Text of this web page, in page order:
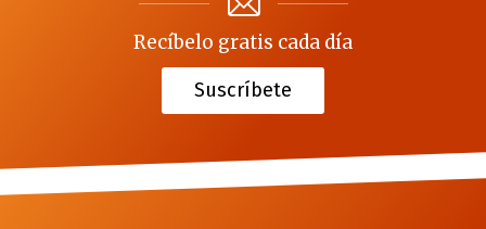
Recíbelo gratis cada día
Suscríbete